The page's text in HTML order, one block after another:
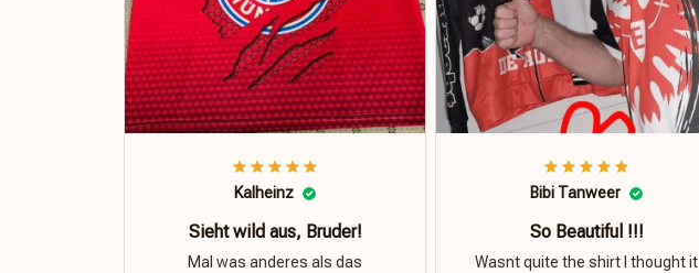
Kalheinz
Sieht wild aus, Bruder!
Mal was anderes als das
Bibi Tanweer
So Beautiful !!!
Wasnt quite the shirt I thought it